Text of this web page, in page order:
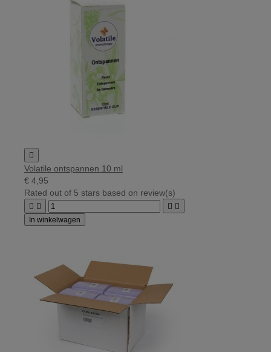

Volatile ontspannen 10 ml
€ 4,95
Rated out of 5 stars based on review(s)
   
In winkelwagen